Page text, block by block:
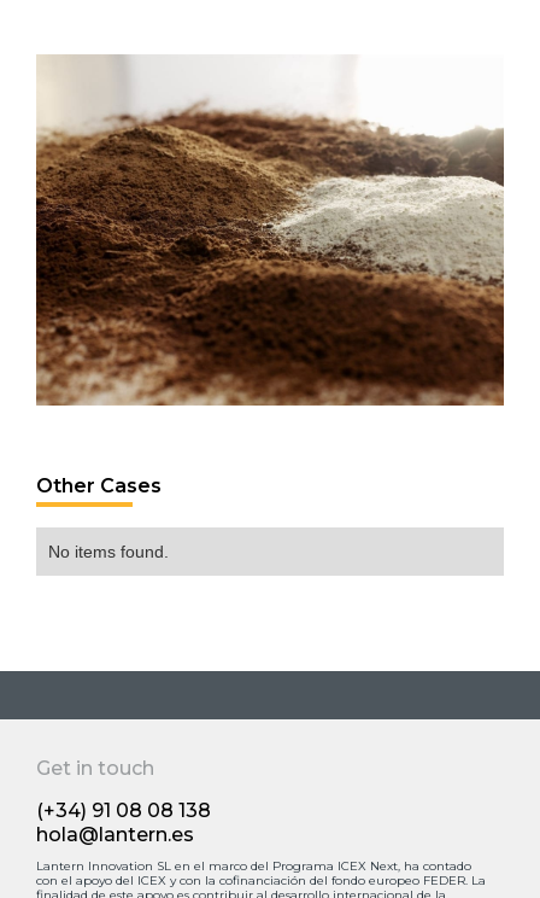
Other Cases
No items found.
Get in touch
(+34) 91 08 08 138
hola@lantern.es
Lantern Innovation SL en el marco del Programa ICEX Next, ha contado
con el apoyo deI ICEX y con la cofinanciación del fondo europeo FEDER. La